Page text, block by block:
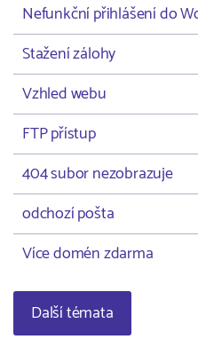
Nefunkční přihlášení do
Stažení zálohy
Vzhled webu
FTP přístup
404 subor nezobrazuje
odchozí pošta
Více domén zdarma
Další témata